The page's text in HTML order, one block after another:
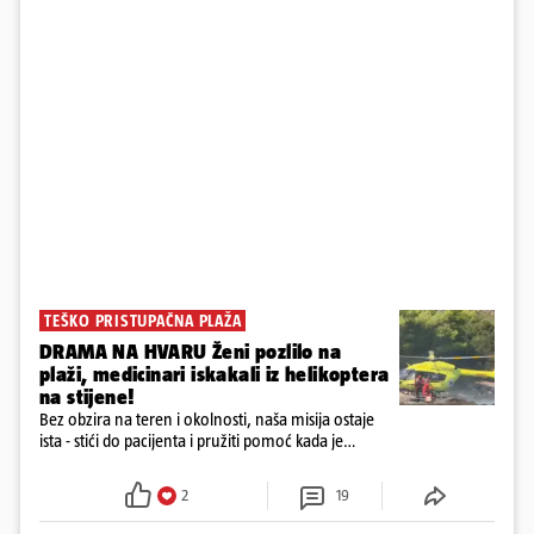
TEŠKO PRISTUPAČNA PLAŽA
DRAMA NA HVARU Ženi pozlilo na
plaži, medicinari iskakali iz helikoptera
na stijene!
Bez obzira na teren i okolnosti, naša misija ostaje
ista - stići do pacijenta i pružiti pomoć kada je
2 19